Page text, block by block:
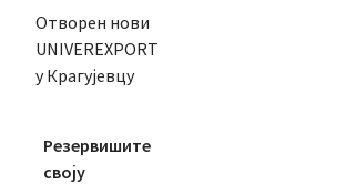
Отворен нови
UNIVEREXPORT
у Крагујевцу
Резервишите
своју